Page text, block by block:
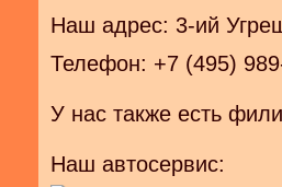
Наш адрес: 3-ий
Телефон: +7 (495)
У нас также есть
Наш автосервис: